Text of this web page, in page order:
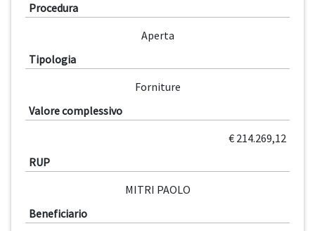
Procedura
Aperta
Tipologia
Forniture
Valore complessivo
€ 214.269,12
RUP
MITRI PAOLO
Beneficiario